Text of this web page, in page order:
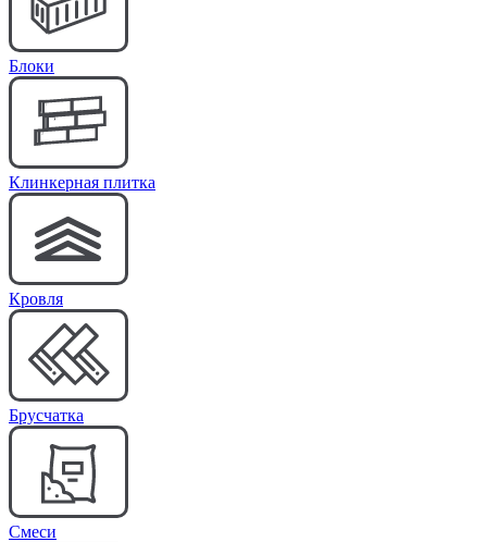
Блоки
Клинкерная плитка
Кровля
Брусчатка
Cмеси